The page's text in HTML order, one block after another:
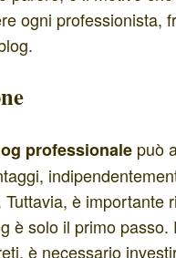
ogni professionista,
professionale può
è importante
è solo il primo passo.
è necessario